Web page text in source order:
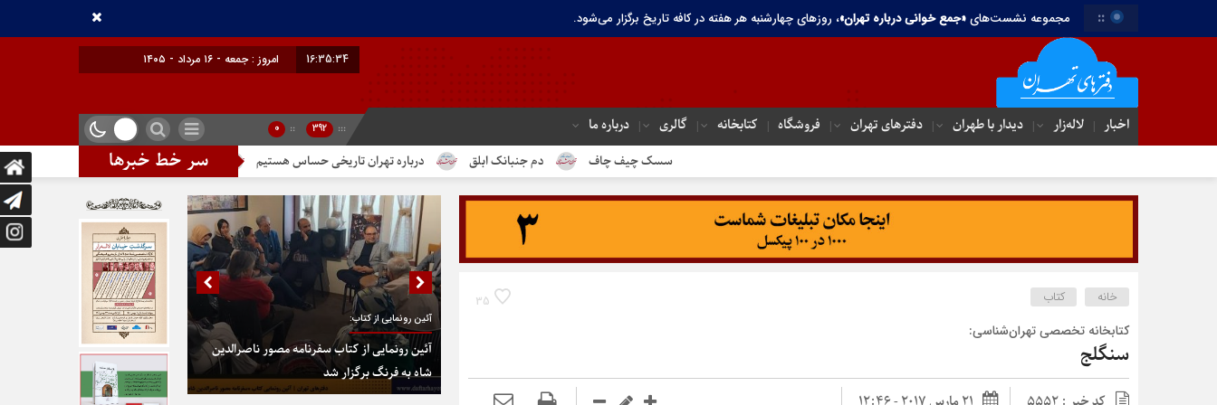
:: مجموعه نشست‌های«جمع خوانی درباره تهران»، روزهای چهارشنبه هر هفته در کافه تاریخ برگزار می‌شود.
16:35:35 برابر با : Friday - 7 August - 2026
اخبار لاله‌زار دیدار با طهران دفترهای تهران‌ فروشگاه کتابخانه گالری درباره ما :::
392
::
0
سر خط خبرها دم جنبانک ابلق درباره تهران تاریخی حساس هستیم تندیس مولانا در میدان خیام در پایتخت گزینیِ تهران
35 خانه کتاب
کتابخانه تخصصی تهران‌شناسی:
سنگلج
آئین رونمایی از کتاب:
آئین رونمایی از کتاب سفرنامه مصور ناصرالدین
شاه به فرنگ برگزار شد